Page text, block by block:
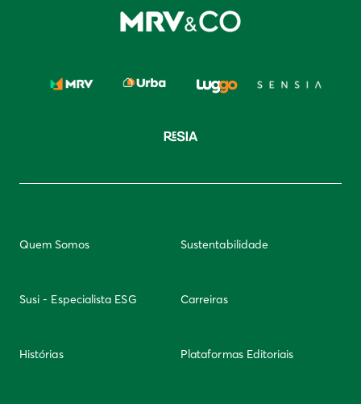
Quem Somos Sustentabilidade
Susi - Especialista ESG Carreiras
Histórias Plataformas Editoriais
Newsletter Integridade